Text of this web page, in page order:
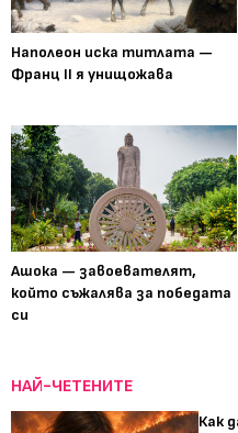
Наполеон иска титлата —
Франц II я унищожава
Ашока — завоевателят,
който съжалява за победата
си
НАЙ-ЧЕТЕНИТЕ
Как